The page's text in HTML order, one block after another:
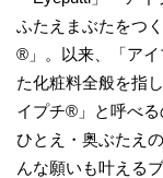
ふたえまぶたをつ
®」。以来、「ア
た化粧料全般を指
イプチ®」と呼べる
ひとえ・奥ぶたえ
んな願いも叶える